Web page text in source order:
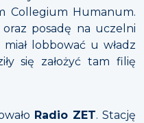
Collegium Humanum.
posadę na uczelni
lobbować u władz
się założyć tam filię
Radio ZET. Stację